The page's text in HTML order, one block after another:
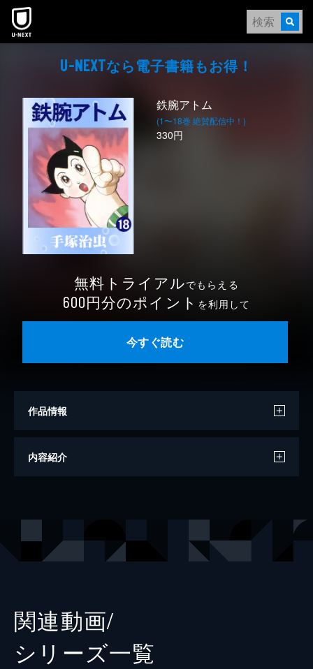
本文へスキップ
U-NEXTなら電⼦書籍もお得！
鉄腕アトム
(1〜18巻 絶賛配信中！)
330円
無料トライアルでもらえる
600円分のポイント を利用して
今すぐ読む
作品情報
著者
内容紹介
関連動画/
シリーズ⼀覧